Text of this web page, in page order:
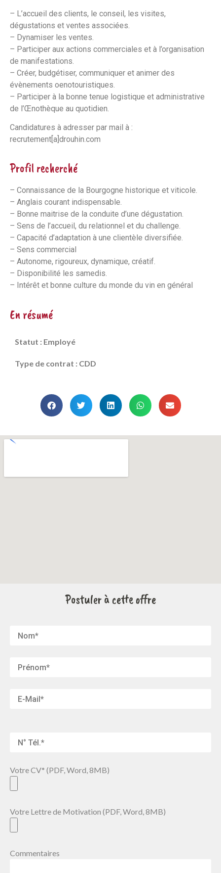
– L’accueil des clients, le conseil, les visites,
dégustations et ventes associées.
– Dynamiser les ventes.
– Participer aux actions commerciales et à l’organisation
de manifestations.
– Créer, budgétiser, communiquer et animer des
évènements oenotouristiques.
– Participer à la bonne tenue logistique et administrative
de l’Œnothèque au quotidien.
Candidatures à adresser par mail à :
recrutement[a]drouhin.com
Profil recherché
– Connaissance de la Bourgogne historique et viticole.
– Anglais courant indispensable.
– Bonne maitrise de la conduite d’une dégustation.
– Sens de l’accueil, du relationnel et du challenge.
– Capacité d’adaptation à une clientèle diversifiée.
– Sens commercial
– Autonome, rigoureux, dynamique, créatif.
– Disponibilité les samedis.
– Intérêt et bonne culture du monde du vin en général
En résumé
Statut : Employé
Type de contrat : CDD
Postuler à cette offre
Votre CV* (PDF, Word, 8MB)
Votre Lettre de Motivation (PDF, Word, 8MB)
Commentaires